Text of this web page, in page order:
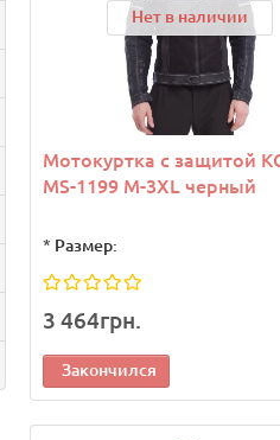
Нет в наличии
Мотокуртка с защитой
MS-1199 M-3XL черный
* Размер:
3 464грн.
Закончился